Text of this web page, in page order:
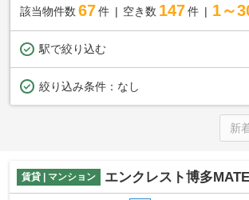
該当物件数 67件 空き数 147 件 1～
駅で絞り込む
絞り込み条件： なし
賃貸 | マンション エンクレスト博多MATE